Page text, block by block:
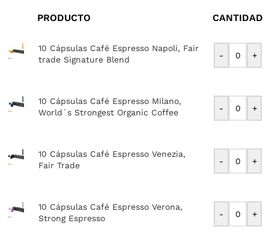
PRODUCTO CANTIDAD
10 Cápsulas Café Espresso Napoli, Fair
trade Signature Blend
- +
10 Cápsulas Café Espresso Milano,
World´s Strongest Organic Coffee
- +
10 Cápsulas Café Espresso Venezia,
Fair Trade
- +
10 Cápsulas Café Espresso Verona,
Strong Espresso
- +